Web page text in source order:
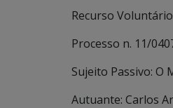
Recurso
Processo n. 11/
Sujeito Passivo: O
Autuante: Carlos